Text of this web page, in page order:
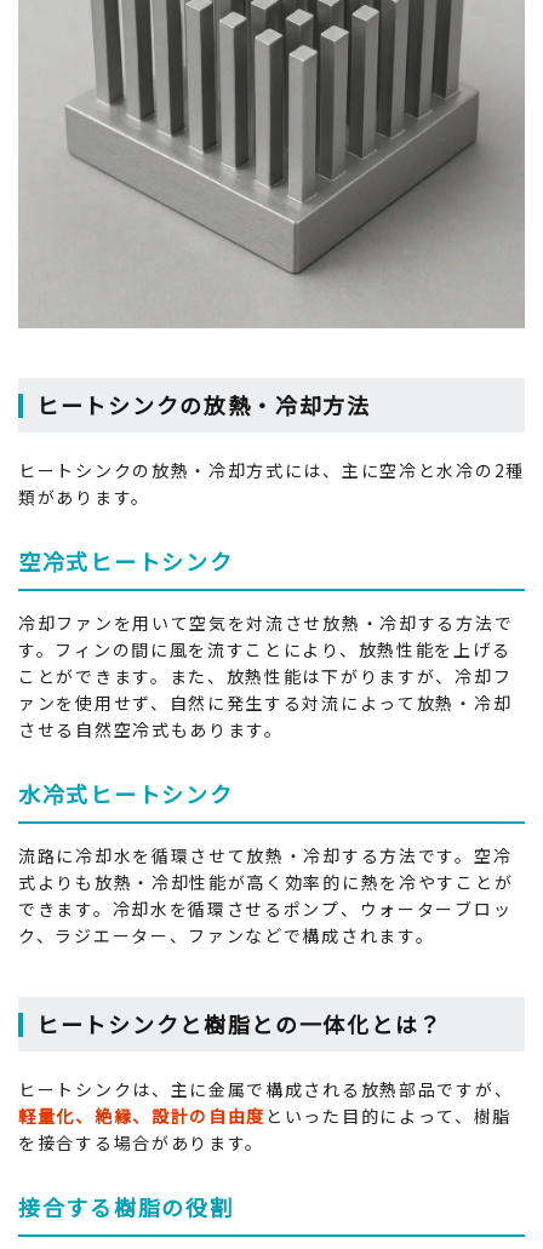
ヒートシンクの放熱・冷却方法
ヒートシンクの放熱・冷却方式には、主に空冷と水冷の2種
類があります。
空冷式ヒートシンク
冷却ファンを用いて空気を対流させ放熱・冷却する方法で
す。フィンの間に風を流すことにより、放熱性能を上げる
ことができます。また、放熱性能は下がりますが、冷却フ
ァンを使用せず、自然に発生する対流によって放熱・冷却
させる自然空冷式もあります。
水冷式ヒートシンク
流路に冷却水を循環させて放熱・冷却する方法です。空冷
式よりも放熱・冷却性能が高く効率的に熱を冷やすことが
できます。冷却水を循環させるポンプ、ウォーターブロッ
ク、ラジエーター、ファンなどで構成されます。
ヒートシンクと樹脂との一体化とは？
ヒートシンクは、主に金属で構成される放熱部品ですが、
軽量化、絶縁、設計の自由度 といった目的によって、樹脂
を接合する場合があります。
接合する樹脂の役割